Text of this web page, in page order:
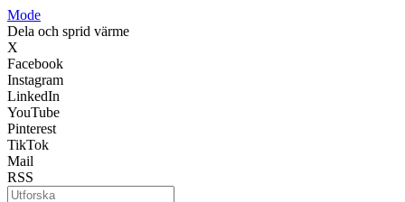
Mode
Dela och sprid värme
X
Facebook
Instagram
LinkedIn
YouTube
Pinterest
TikTok
Mail
RSS